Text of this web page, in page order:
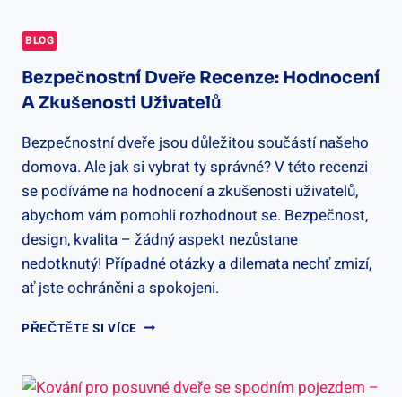
BLOG
Bezpečnostní Dveře Recenze: Hodnocení
A Zkušenosti Uživatelů
Bezpečnostní dveře jsou důležitou součástí našeho
domova. Ale jak si vybrat ty správné? V této recenzi
se podíváme na hodnocení a zkušenosti uživatelů,
abychom vám pomohli rozhodnout se. Bezpečnost,
design, kvalita – žádný aspekt nezůstane
nedotknutý! Případné otázky a dilemata nechť zmizí,
ať jste ochráněni a spokojeni.
PŘEČTĚTE SI VÍCEBEZPEČNOSTNÍ
HODNOCENÍ